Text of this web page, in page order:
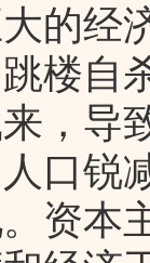
的经
楼自
，导
口锐
资本